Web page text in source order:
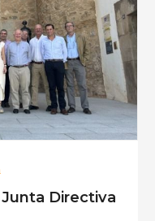
Junta Directiva